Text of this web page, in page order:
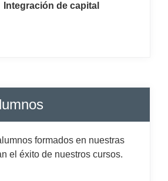
Integración de capital
formados en nuestras
el éxito de nuestros cursos.